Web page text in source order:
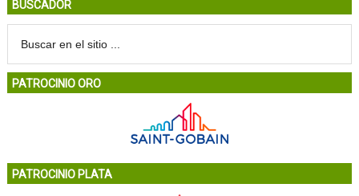
BUSCADOR
PATROCINIO ORO
PATROCINIO PLATA